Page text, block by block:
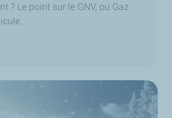
? Le point sur le GNV, ou Gaz